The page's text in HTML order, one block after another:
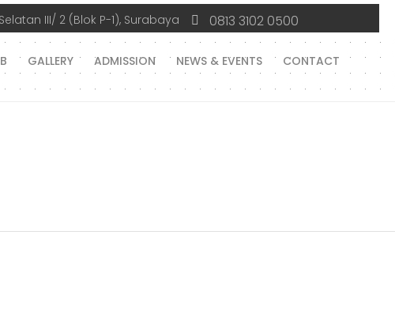
0813 3102 0500
III/ 2 (Blok P-1), Surabaya
GALLERY ADMISSION NEWS & EVENTS CONTACT